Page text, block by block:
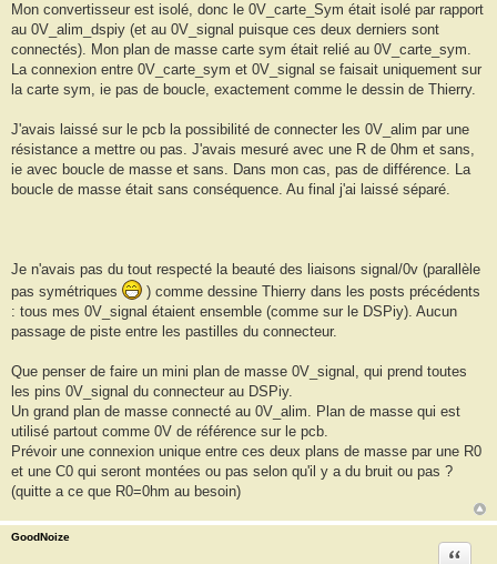
Mon convertisseur est isolé, donc le 0V_carte_Sym était isolé par rapport
au 0V_alim_dspiy (et au 0V_signal puisque ces deux derniers sont
connectés). Mon plan de masse carte sym était relié au 0V_carte_sym.
La connexion entre 0V_carte_sym et 0V_signal se faisait uniquement sur
la carte sym, ie pas de boucle, exactement comme le dessin de Thierry.
J'avais laissé sur le pcb la possibilité de connecter les 0V_alim par une
résistance a mettre ou pas. J'avais mesuré avec une R de 0hm et sans,
ie avec boucle de masse et sans. Dans mon cas, pas de différence. La
boucle de masse était sans conséquence. Au final j'ai laissé séparé.
Je n'avais pas du tout respecté la beauté des liaisons signal/0v (parallèle
pas symétriques
) comme dessine Thierry dans les posts précédents
: tous mes 0V_signal étaient ensemble (comme sur le DSPiy). Aucun
passage de piste entre les pastilles du connecteur.
Que penser de faire un mini plan de masse 0V_signal, qui prend toutes
les pins 0V_signal du connecteur au DSPiy.
Un grand plan de masse connecté au 0V_alim. Plan de masse qui est
utilisé partout comme 0V de référence sur le pcb.
Prévoir une connexion unique entre ces deux plans de masse par une R0
et une C0 qui seront montées ou pas selon qu'il y a du bruit ou pas ?
(quitte a ce que R0=0hm au besoin)
GoodNoize
Citation